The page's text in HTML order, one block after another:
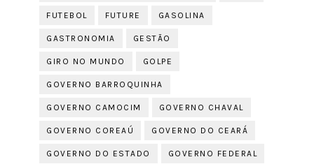
FUTEBOL FUTURE GASOLINA
GASTRONOMIA GESTÃO
GIRO NO MUNDO GOLPE
GOVERNO BARROQUINHA
GOVERNO CAMOCIM GOVERNO CHAVAL
GOVERNO COREAÚ GOVERNO DO CEARÁ
GOVERNO DO ESTADO GOVERNO FEDERAL